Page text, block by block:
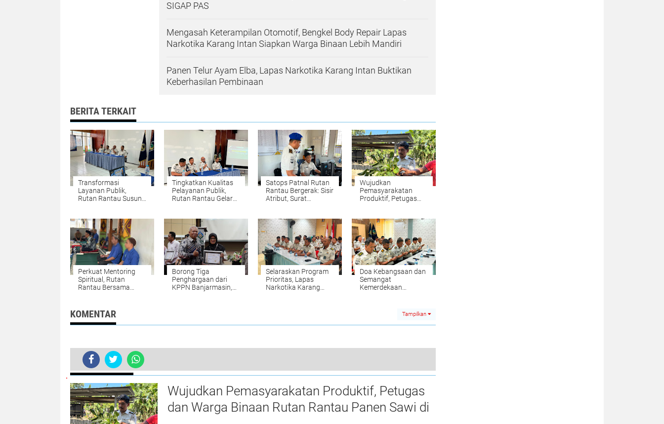
SIGAP PAS
Mengasah Keterampilan Otomotif, Bengkel Body Repair Lapas
Narkotika Karang Intan Siapkan Warga Binaan Lebih Mandiri
Panen Telur Ayam Elba, Lapas Narkotika Karang Intan Buktikan
Keberhasilan Pembinaan
BERITA TERKAIT
Transformasi
Layanan Publik,
Rutan Rantau Susun
Tingkatkan Kualitas
Pelayanan Publik,
Rutan Rantau Gelar
Satops Patnal Rutan
Rantau Bergerak: Sisir
Atribut, Surat
Kerja
Wujudkan
Pemasyarakatan
Produktif, Petugas
Sawi di Lahan SAE
Perkuat Mentoring
Spiritual, Rutan
Rantau Bersama
Kegiatan Tausyiah
Borong Tiga
Penghargaan dari
KPPN Banjarmasin,
Selaraskan Program
Prioritas, Lapas
Narkotika Karang
Doa Kebangsaan dan
Semangat
Kemerdekaan
Intan Teguhkan
KOMENTAR Tampilkan
Tingkatkan Imunitas Tubuh, Rutan Rantau Fasilitasi Senam Kebugaran bagi Warga Binaan
0
BERITA TERKINI
Wujudkan Pemasyarakatan Produktif, Petugas
dan Warga Binaan Rutan Rantau Panen Sawi di